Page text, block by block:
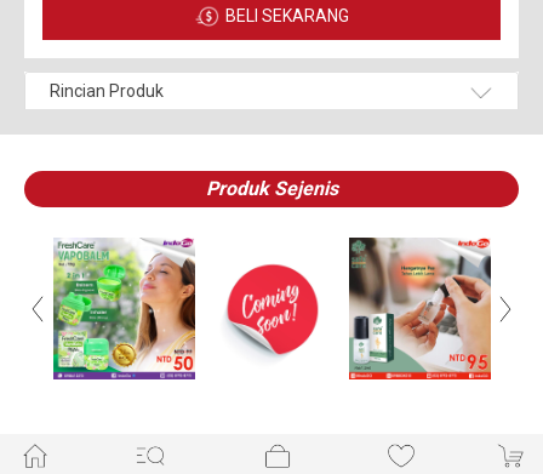
BELI SEKARANG
Rincian Produk
Produk Sejenis